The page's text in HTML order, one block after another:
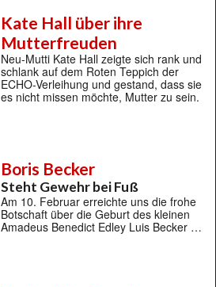
Kate Hall über ihre
Mutterfreuden
Neu-Mutti Kate Hall zeigte sich rank und
schlank auf dem Roten Teppich der
ECHO-Verleihung und gestand, dass sie
es nicht missen möchte, Mutter zu sein.
Boris Becker
Steht Gewehr bei Fuß
Am 10. Februar erreichte uns die frohe
Botschaft über die Geburt des kleinen
Amadeus Benedict Edley Luis Becker …